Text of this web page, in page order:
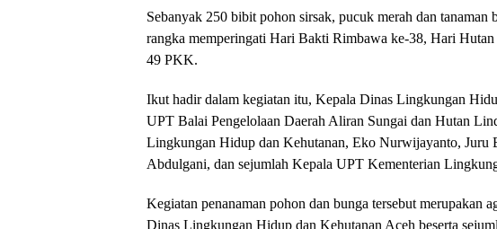
Sebanyak 250 bibit pohon sirsak, pucuk merah dan
rangka memperingati Hari Bakti Rimbawa ke-38, Hari
49 PKK.
Ikut hadir dalam kegiatan itu, Kepala Dinas Lingkungan
UPT Balai Pengelolaan Daerah Aliran Sungai dan Hutan
Lingkungan Hidup dan Kehutanan, Eko Nurwijayanto, Juru
Abdulgani, dan sejumlah Kepala UPT Kementerian
Kegiatan penanaman pohon dan bunga tersebut merupakan
Dinas Lingkungan Hidup dan Kehutanan Aceh beserta